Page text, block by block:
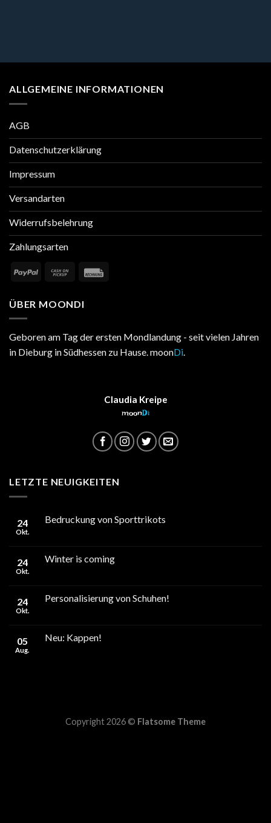
ALLGEMEINE INFORMATIONEN
AGB
Datenschutzerklärung
Impressum
Versandarten
Widerrufsbelehrung
Zahlungsarten
ÜBER MOONDI
Geboren am Tag der ersten Mondlandung - seit vielen Jahren
in Dieburg in Südhessen zu Hause. moonDi.
Claudia Kreipe
moonDi
LETZTE NEUIGKEITEN
24
Okt.
Bedruckung von Sporttrikots
24
Okt.
Winter is coming
24
Okt.
Personalisierung von Schuhen!
05
Aug.
Neu: Kappen!
Copyright 2026 © Flatsome Theme